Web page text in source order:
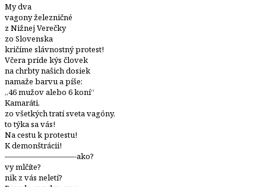
My dva
vagony železničné
z Nižnej Verečky
zo Slovenska
kričíme slávnostný protest!
Včera príde kýs človek
na chrbty našich dosiek
namaže barvu a píše:
„46 mužov alebo 6 koní“
Kamaráti,
zo všetkých tratí sveta vagóny,
to týka sa vás!
Na cestu k protestu!
K demonštrácii!
—————————-ako?
vy mlčíte?
nik z vás neletí?